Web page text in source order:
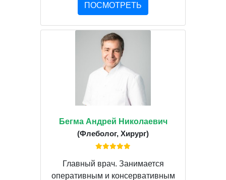
ПОСМОТРЕТЬ
Бегма Андрей Николаевич
(Флеболог, Хирург)
Главный врач. Занимается
оперативным и консервативным